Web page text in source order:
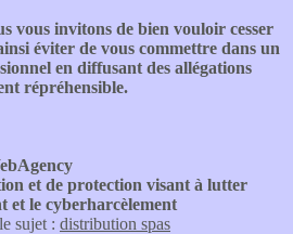
vous invitons de bien vouloir cesser
éviter de vous commettre dans un
en diffusant des allégations
répréhensible.
et de protection visant à lutter
et le cyberharcèlement
sujet : distribution spas